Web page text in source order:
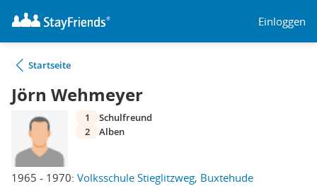
Einloggen
Startseite
Jörn Wehmeyer
1965 - 1970: Volksschule Stieglitzweg, Buxtehude
1
Schulfreund
2
Alben